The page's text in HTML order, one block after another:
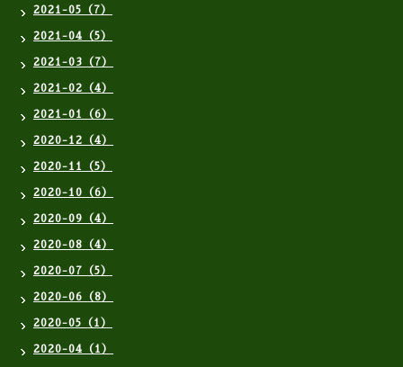
2021-05（7）
2021-04（5）
2021-03（7）
2021-02（4）
2021-01（6）
2020-12（4）
2020-11（5）
2020-10（6）
2020-09（4）
2020-08（4）
2020-07（5）
2020-06（8）
2020-05（1）
2020-04（1）